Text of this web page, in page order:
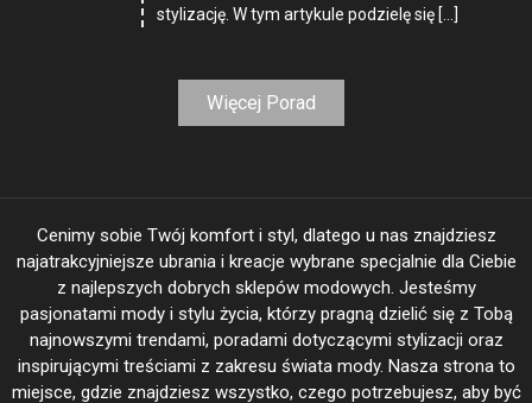
stylizację. W tym artykule podzielę się […]
Więcej Porad
Cenimy sobie Twój komfort i styl, dlatego u nas znajdziesz
najatrakcyjniejsze ubrania i kreacje wybrane specjalnie dla Ciebie
z najlepszych dobrych sklepów modowych. Jesteśmy
pasjonatami mody i stylu życia, którzy pragną dzielić się z Tobą
najnowszymi trendami, poradami dotyczącymi stylizacji oraz
inspirującymi treściami z zakresu świata mody. Nasza strona to
miejsce, gdzie znajdziesz wszystko, czego potrzebujesz, aby być